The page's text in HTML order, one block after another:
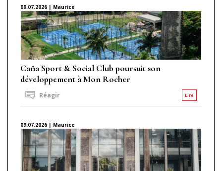
09.07.2026 | Maurice
Caña Sport & Social Club poursuit son
développement à Mon Rocher
Lire
Réagir
09.07.2026 | Maurice